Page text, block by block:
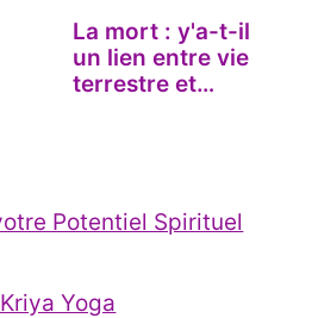
La mort : y'a-t-il
un lien entre vie
terrestre et…
Potentiel Spirituel
Yoga